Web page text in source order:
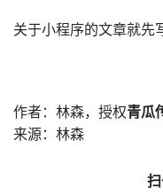
关于小程序的文章就先
作者： 林森，授权青瓜
来源： 林森